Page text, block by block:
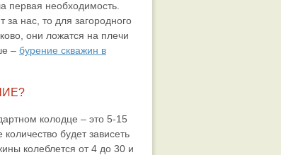
первая необходимость.
нас, то для загородного
они ложатся на плечи
– бурение скважин в
колодце – это 5-15
будет зависеть
колеблется от 4 до 30 и